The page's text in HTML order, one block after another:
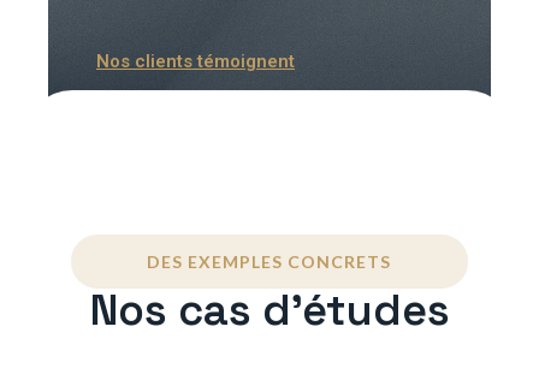
Nos clients témoignent
DES EXEMPLES CONCRETS
Nos cas d'études